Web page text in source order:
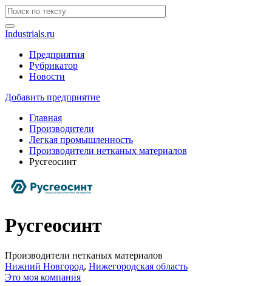
Industrials.ru
Предприятия
Рубрикатор
Новости
Добавить предприятие
Главная
Производители
Легкая промышленность
Производители нетканых материалов
Русгеосинт
Русгеосинт
Производители нетканых материалов
Нижний Новгород, Нижегородская область
Это моя компания